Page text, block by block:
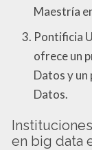
Maestría
Pontificia
ofrece un
Datos y un
Datos.
en big data